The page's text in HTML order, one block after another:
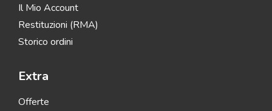
Il Mio Account
Restituzioni (RMA)
Storico ordini
Extra
Offerte